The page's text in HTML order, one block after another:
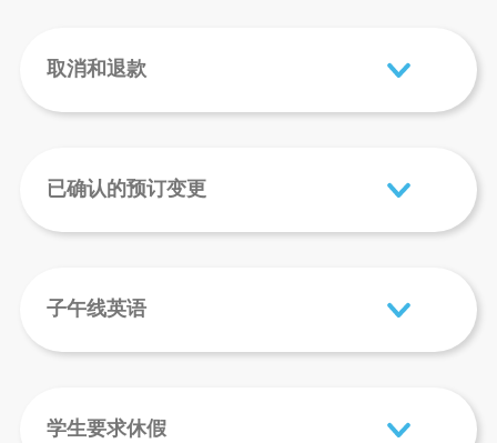
取消和退款
已确认的预订变更
子午线英语
学生要求休假